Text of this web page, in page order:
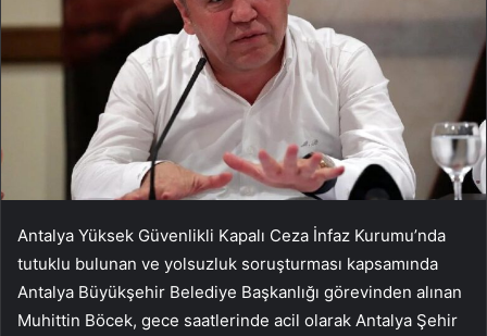
Antalya Yüksek Güvenlikli Kapalı Ceza İnfaz Kurumu’nda
tutuklu bulunan ve yolsuzluk soruşturması kapsamında
Antalya Büyükşehir Belediye Başkanlığı görevinden alınan
Muhittin Böcek, gece saatlerinde acil olarak Antalya Şehir